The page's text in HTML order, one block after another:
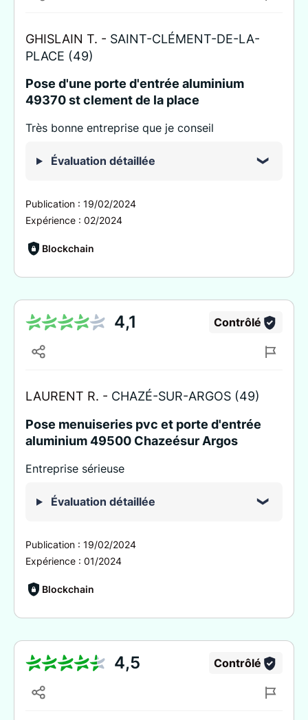
GHISLAIN T. - SAINT-CLÉMENT-DE-LA-
PLACE (49)
Pose d'une porte d'entrée aluminium
49370 st clement de la place
Très bonne entreprise que je conseil
Évaluation détaillée
Publication : 19/02/2024
Expérience : 02/2024
Blockchain
4,1 Contrôlé
LAURENT R. - CHAZÉ-SUR-ARGOS (49)
Pose menuiseries pvc et porte d'entrée
aluminium 49500 Chazeésur Argos
Entreprise sérieuse
Évaluation détaillée
Publication : 19/02/2024
Expérience : 01/2024
Blockchain
4,5 Contrôlé